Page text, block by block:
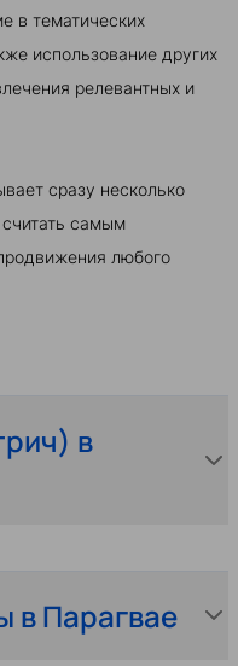
в тематических
использование других
релевантных и
сразу несколько
самым
любого
в
в Парагвае